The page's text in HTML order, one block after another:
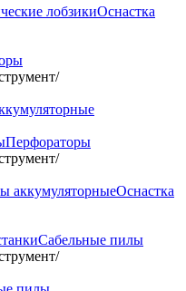
лобзикиОснастка
/
Перфораторы
/
аккумуляторныеОснастка
Сабельные пилы
/